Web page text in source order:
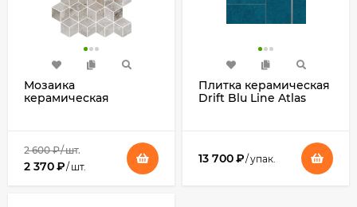
Мозаика
керамическая
2 600 ₽/шт.
2 370₽/ шт.
Плитка керамическая
Drift Blu Line Atlas
13 700₽/упак.